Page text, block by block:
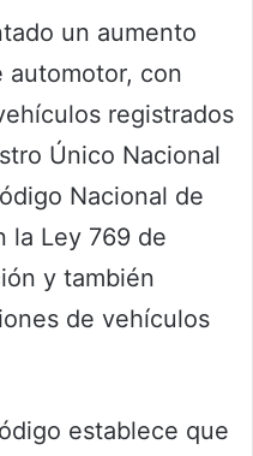
un aumento
automotor, con
registrados
Único Nacional
Nacional de
la Ley 769 de
y también
de vehículos
establece que